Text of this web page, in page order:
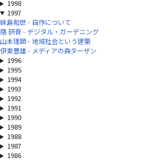
1998
1997
妹島和世 - 自作について
隈 研吾 - デジタル・ガーデニング
山本理顕 - 地域社会という建築
伊東豊雄 - メディアの森ターザン
1996
1995
1994
1993
1992
1991
1990
1989
1988
1987
1986